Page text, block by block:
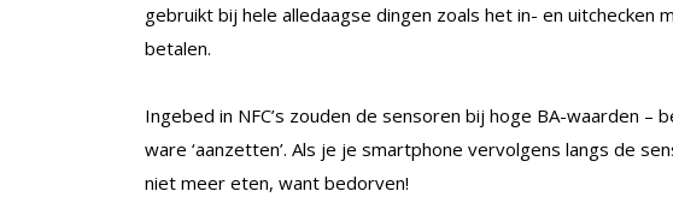
gebruikt bij hele alledaagse dingen zoals het in- en uitchecken
betalen.
Ingebed in NFC’s zouden de sensoren bij hoge BA-waarden
ware ‘aanzetten’. Als je je smartphone vervolgens langs de
niet meer eten, want bedorven!